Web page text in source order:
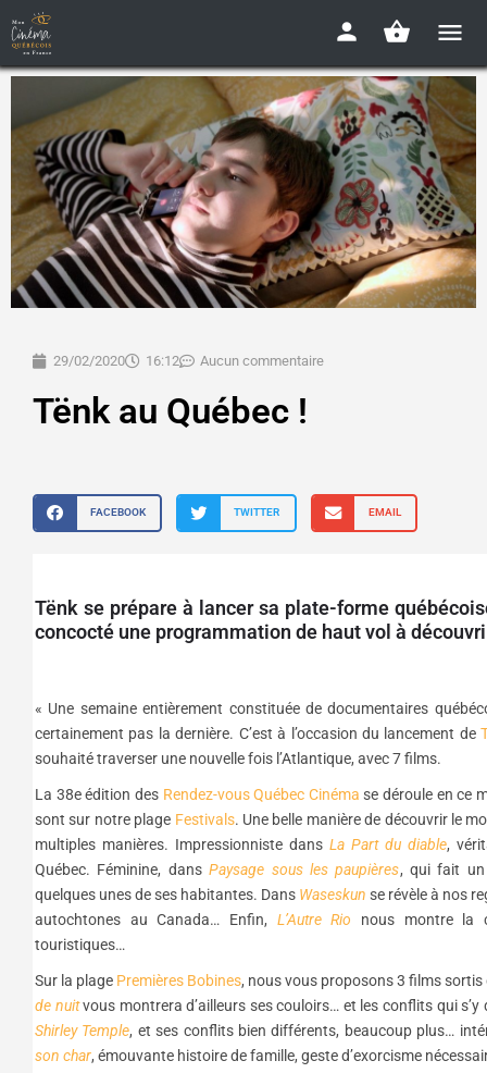
29/02/2020 16:12 Aucun commentaire
Tënk au Québec !
FACEBOOK TWITTER EMAIL
Tënk se prépare à lancer sa plate-forme
concocté une programmation de haut vol à
« Une semaine entièrement constituée de documentaires
certainement pas la dernière. C’est à l’occasion du lancement de
souhaité traverser une nouvelle fois l’Atlantique, avec 7 films.
La 38e édition des Rendez-vous Québec Cinéma se déroule en ce
sont sur notre plage Festivals. Une belle manière de découvrir le
multiples manières. Impressionniste dans La Part du diable,
Québec. Féminine, dansPaysage sous les paupières, qui fait un
quelques unes de ses habitantes. Dans Waseskun se révèle à nos
autochtones au Canada… Enfin, L’Autre Rio nous montre la
touristiques…
Sur la plage Premières Bobines, nous vous proposons 3 films sortis
de nuitvous montrera d’ailleurs ses couloirs… et les conflits qui
Shirley Temple, et ses conflits bien différents, beaucoup plus…
son char, émouvante histoire de famille, geste d’exorcisme